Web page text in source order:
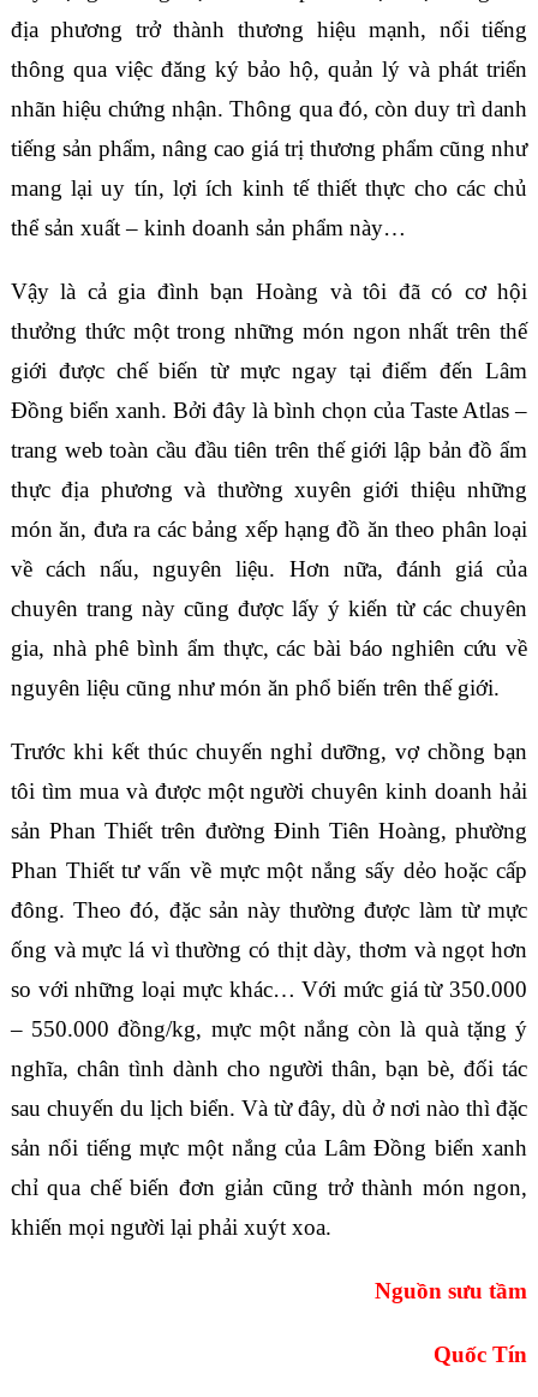
địa phương trở thành thương hiệu mạnh, nổi tiếng
thông qua việc đăng ký bảo hộ, quản lý và phát triển
nhãn hiệu chứng nhận. Thông qua đó, còn duy trì danh
tiếng sản phẩm, nâng cao giá trị thương phẩm cũng như
mang lại uy tín, lợi ích kinh tế thiết thực cho các chủ
thể sản xuất – kinh doanh sản phẩm này…
Vậy là cả gia đình bạn Hoàng và tôi đã có cơ hội
thưởng thức một trong những món ngon nhất trên thế
giới được chế biến từ mực ngay tại điểm đến Lâm
Đồng biển xanh. Bởi đây là bình chọn của Taste Atlas –
trang web toàn cầu đầu tiên trên thế giới lập bản đồ ẩm
thực địa phương và thường xuyên giới thiệu những
món ăn, đưa ra các bảng xếp hạng đồ ăn theo phân loại
về cách nấu, nguyên liệu. Hơn nữa, đánh giá của
chuyên trang này cũng được lấy ý kiến từ các chuyên
gia, nhà phê bình ẩm thực, các bài báo nghiên cứu về
nguyên liệu cũng như món ăn phổ biến trên thế giới.
Trước khi kết thúc chuyến nghỉ dưỡng, vợ chồng bạn
tôi tìm mua và được một người chuyên kinh doanh hải
sản Phan Thiết trên đường Đinh Tiên Hoàng, phường
Phan Thiết tư vấn về mực một nắng sấy dẻo hoặc cấp
đông. Theo đó, đặc sản này thường được làm từ mực
ống và mực lá vì thường có thịt dày, thơm và ngọt hơn
so với những loại mực khác… Với mức giá từ 350.000
– 550.000 đồng/kg, mực một nắng còn là quà tặng ý
nghĩa, chân tình dành cho người thân, bạn bè, đối tác
sau chuyến du lịch biển. Và từ đây, dù ở nơi nào thì đặc
sản nổi tiếng mực một nắng của Lâm Đồng biển xanh
chỉ qua chế biến đơn giản cũng trở thành món ngon,
khiến mọi người lại phải xuýt xoa.
Nguồn sưu tầm
Quốc Tín